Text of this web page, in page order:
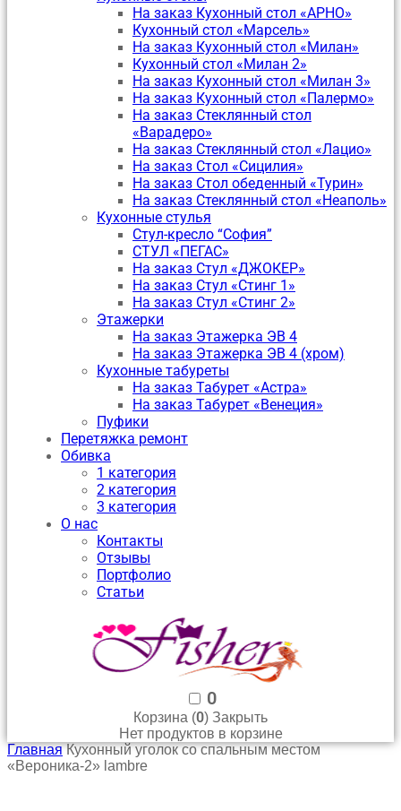
На заказ Кухонный стол «АРНО»
Кухонный стол «Марсель»
На заказ Кухонный стол «Милан»
Кухонный стол «Милан 2»
На заказ Кухонный стол «Милан 3»
На заказ Кухонный стол «Палермо»
На заказ Стеклянный стол
«Варадеро»
На заказ Стеклянный стол «Лацио»
На заказ Стол «Сицилия»
На заказ Стол обеденный «Турин»
На заказ Стеклянный стол «Неаполь»
Кухонные стулья
Стул-кресло “София”
CТУЛ «ПЕГАС»
На заказ Стул «ДЖОКЕР»
На заказ Стул «Стинг 1»
На заказ Стул «Стинг 2»
Этажерки
На заказ Этажерка ЭВ 4
На заказ Этажерка ЭВ 4 (хром)
Кухонные табуреты
На заказ Табурет «Астра»
На заказ Табурет «Венеция»
Пуфики
Перетяжка ремонт
Обивка
1 категория
2 категория
3 категория
О нас
Контакты
Отзывы
Портфолио
Статьи
0
Корзина (0) Закрыть
Нет продуктов в корзине
Главная Кухонный уголок со спальным местом
«Вероника-2» lambre